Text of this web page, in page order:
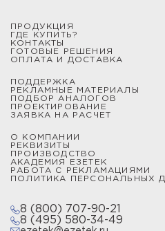
ПРОДУКЦИЯ
ГДЕ КУПИТЬ?
КОНТАКТЫ
ГОТОВЫЕ РЕШЕНИЯ
ОПЛАТА И ДОСТАВКА
ПОДДЕРЖКА
РЕКЛАМНЫЕ МАТЕРИАЛЫ
ПОДБОР АНАЛОГОВ
ПРОЕКТИРОВАНИЕ
ЗАЯВКА НА РАСЧЕТ
О КОМПАНИИ
РЕКВИЗИТЫ
ПРОИЗВОДСТВО
АКАДЕМИЯ ЕЗЕТЕК
РАБОТА С РЕКЛАМАЦИЯМИ
ПОЛИТИКА ПЕРСОНАЛЬНЫХ
8 (800) 707-90-21
8 (495) 580-34-49